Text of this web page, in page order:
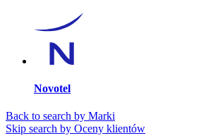
Novotel
Back to search by Marki
Skip search by Oceny klientów